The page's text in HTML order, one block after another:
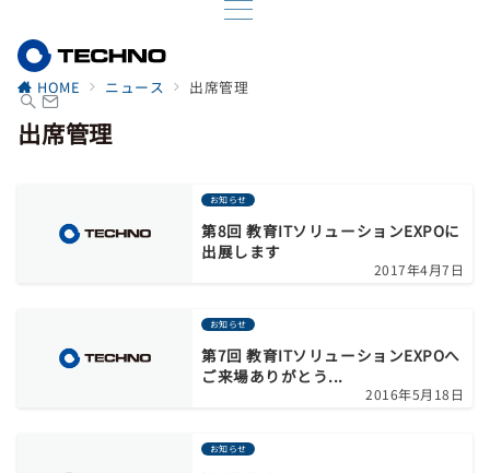
HOME ニュース 出席管理
出席管理
お知らせ
第8回 教育ITソリューションEXPOに
出展します
2017年4月7日
お知らせ
第7回 教育ITソリューションEXPOへ
ご来場ありがとう...
2016年5月18日
お知らせ